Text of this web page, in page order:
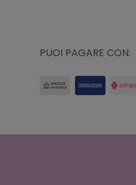
PUOI PAGARE CON: